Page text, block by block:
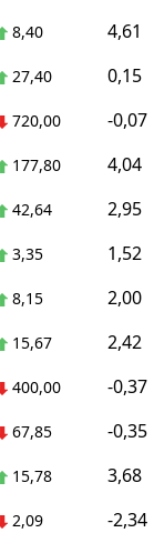
8,40 4,61
27,40 0,15
720,00 -0,07
177,80 4,04
42,64 2,95
3,35 1,52
8,15 2,00
15,67 2,42
400,00 -0,37
67,85 -0,35
15,78 3,68
2,09 -2,34